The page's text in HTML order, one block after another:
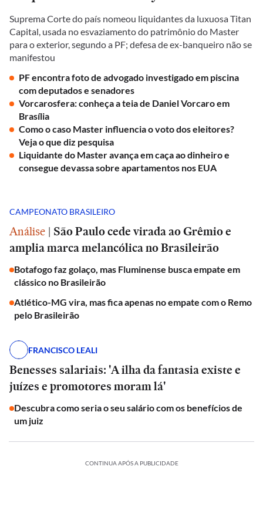
Suprema Corte do país nomeou liquidantes da luxuosa Titan
Capital, usada no esvaziamento do patrimônio do Master
para o exterior, segundo a PF; defesa de ex-banqueiro não se
manifestou
PF encontra foto de advogado investigado em piscina
com deputados e senadores
Vorcarosfera: conheça a teia de Daniel Vorcaro em
Brasília
Como o caso Master influencia o voto dos eleitores?
Veja o que diz pesquisa
Liquidante do Master avança em caça ao dinheiro e
consegue devassa sobre apartamentos nos EUA
CAMPEONATO BRASILEIRO
Análise | São Paulo cede virada ao Grêmio e
amplia marca melancólica no Brasileirão
Botafogo faz golaço, mas Fluminense busca empate em
clássico no Brasileirão
Atlético-MG vira, mas fica apenas no empate com o Remo
pelo Brasileirão
FRANCISCO LEALI
Benesses salariais: 'A ilha da fantasia existe e
juízes e promotores moram lá'
Descubra como seria o seu salário com os benefícios de
um juiz
CONTINUA APÓS A PUBLICIDADE